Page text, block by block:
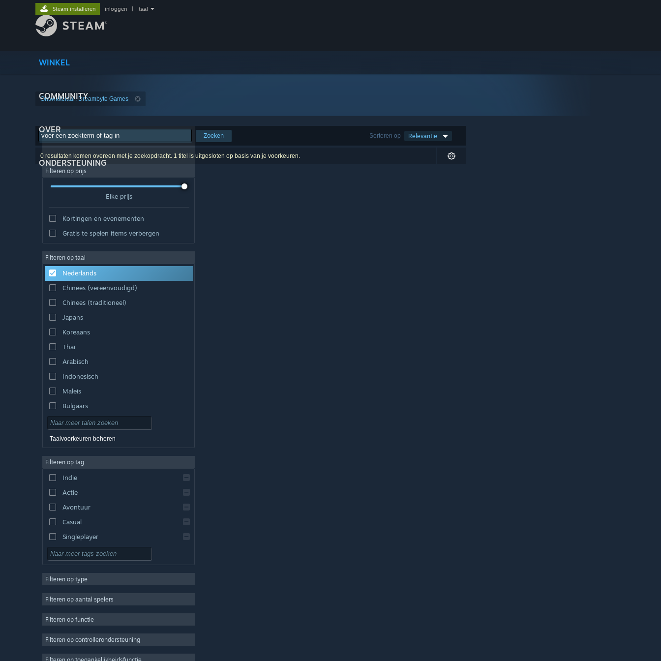
WINKEL
COMMUNITY
OVER
ONDERSTEUNING
Steam installeren inloggen taal
Ontwikkelaar: Dreambyte Games
Sorteren op Relevantie
Zoeken
0 resultaten komen overeen met je zoekopdracht. 1 titel is uitgesloten op basis van je voorkeuren.
Filteren op prijs
Elke prijs
Kortingen en evenementen
Gratis te spelen items verbergen
Filteren op taal
Nederlands
Chinees (vereenvoudigd)
Chinees (traditioneel)
Japans
Koreaans
Thai
Arabisch
Indonesisch
Maleis
Bulgaars
Tsjechisch
Deens
Engels
Spaans - Spanje
Spaans - Latijns-Amerika
Taalvoorkeuren beheren
Filteren op tag
Indie
Actie
Avontuur
Casual
Singleplayer
Sim
Strategie
3D
Gratis te spelen
Filteren op type
Filteren op aantal spelers
Filteren op functie
Filteren op controllerondersteuning